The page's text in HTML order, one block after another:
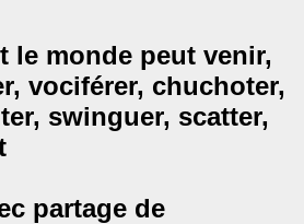
le monde peut venir,
vociférer, chuchoter,
swinguer, scatter,
partage de